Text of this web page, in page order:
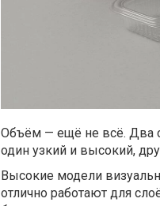
Объём — ещё не всё. Два
один узкий и высокий,
Высокие модели
отлично работают для